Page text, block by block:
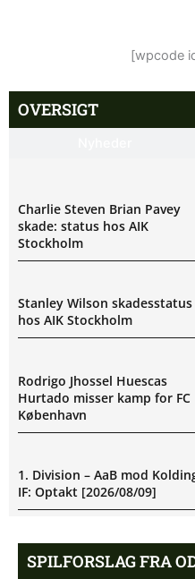
[wpcode
OVERSIGT
Charlie Steven Brian Pavey
skade: status hos AIK
Stockholm
Stanley Wilson skadesstatus
hos AIK Stockholm
Rodrigo Jhossel Huescas
Hurtado misser kamp for FC
København
1. Division – AaB mod
IF: Optakt [2026/08/09]
Jay-Roy Jornell Grot ude med
skade for OB
SPILFORSLAG FRA